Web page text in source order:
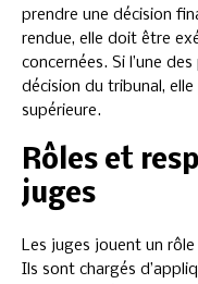
prendre une décision
rendue, elle doit être
concernées. Si l’une
décision du tribunal,
supérieure.
Rôles et
juges
Les juges jouent un rôle
Ils sont chargés